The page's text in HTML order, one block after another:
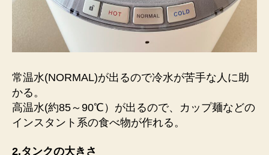
常温水(NORMAL)が出るので冷水が苦手な人に助
かる。
高温水(約85～90℃）が出るので、カップ麺などの
インスタント系の食べ物が作れる。
2.タンクの大きさ